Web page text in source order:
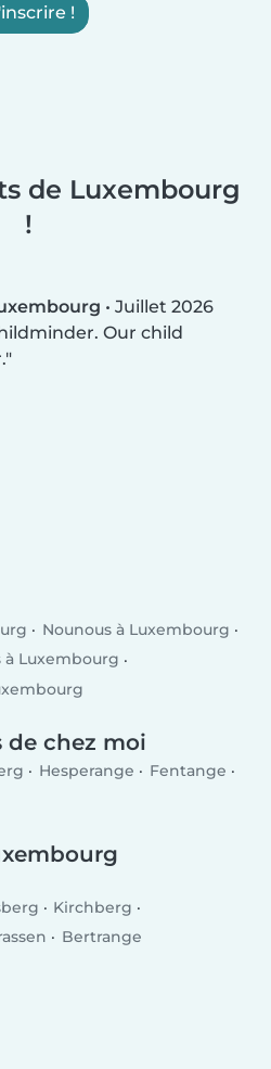
!
de Luxembourg
!
• Juillet 2026
Our child
Nounous à Luxembourg
Luxembourg
de chez moi
Hesperange
Fentange
Kirchberg
Bertrange